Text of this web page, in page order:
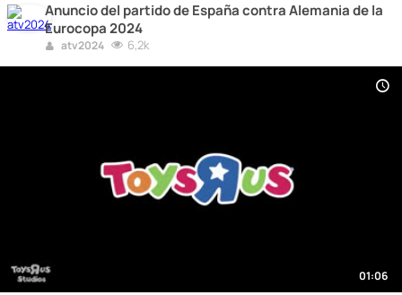
Anuncio del partido de España contra Alemania de la
Eurocopa 2024
atv2024 6,2k
01:06